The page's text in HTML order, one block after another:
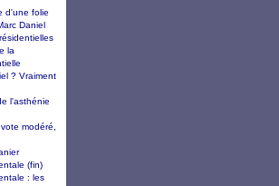
d'une folie
Daniel
la
? Vraiment
l'asthénie
modéré,
(fin)
: les